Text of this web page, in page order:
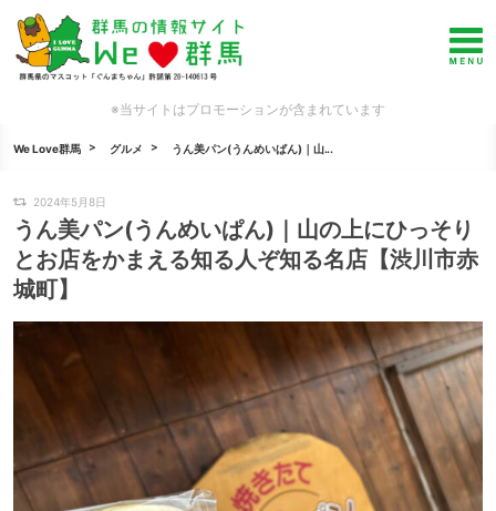
※当サイトはプロモーションが含まれています
We Love群馬 グルメ うん美パン(うんめいぱん)｜山...
2024年5月8日
うん美パン(うんめいぱん)｜山の上にひっそり
とお店をかまえる知る人ぞ知る名店【渋川市赤
城町】